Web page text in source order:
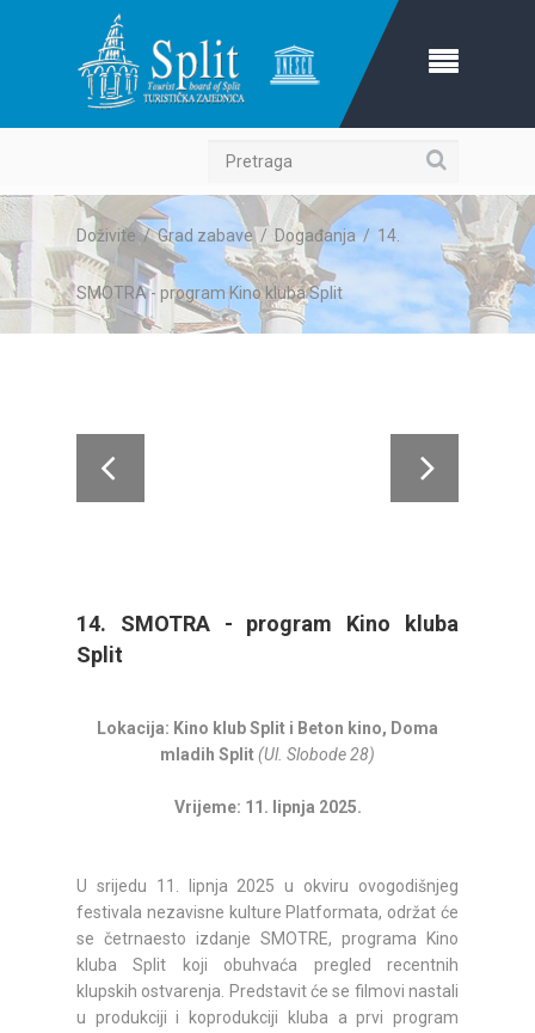
Pretraga
Doživite/Grad zabave/Događanja/ 14.
SMOTRA - program Kino kluba Split
14. SMOTRA - program Kino kluba
Split
Lokacija: Kino klub Split i Beton kino, Doma
mladih Split(Ul. Slobode 28)
Vrijeme: 11. lipnja 2025.
U srijedu 11. lipnja 2025 u okviru ovogodišnjeg
festivala nezavisne kulture Platformata, održat će
se četrnaesto izdanje SMOTRE, programa Kino
kluba Split koji obuhvaća pregled recentnih
klupskih ostvarenja. Predstavit će se filmovi nastali
u produkciji i koprodukciji kluba a prvi program